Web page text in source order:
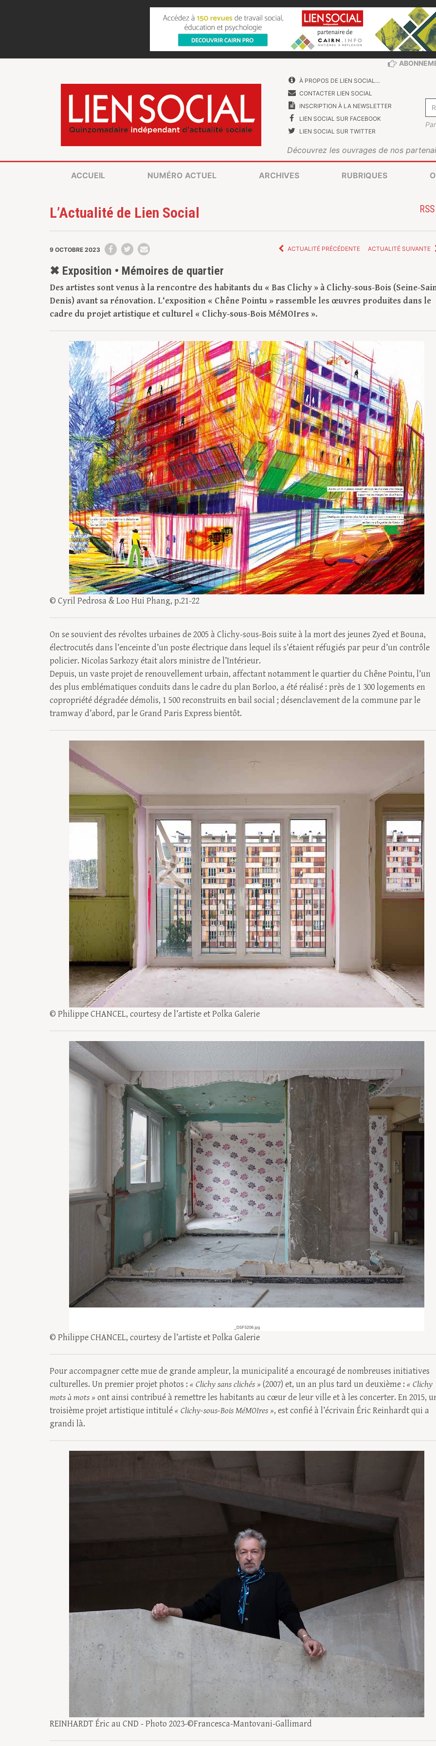
À PROPOS DE LIEN SOCIAL…
CONTACTER LIEN SOCIAL
INSCRIPTION À LA NEWSLETTER
LIEN SOCIAL SUR FACEBOOK
LIEN SOCIAL SUR TWITTER
Découvrez les ouvrages de nos
ACCUEIL NUMÉRO ACTUEL ARCHIVES RUBRIQUES
L’Actualité de Lien Social RSS
9 OCTOBRE 2023 ACTUALITÉ PRÉCÉDENTE ACTUALITÉ SUIVANTE
✖ Exposition • Mémoires de quartier
Des artistes sont venus à la rencontre des habitants du « Bas Clichy » à Clichy-sous-Bois (Seine-
Denis) avant sa rénovation. L‘exposition « Chêne Pointu » rassemble les œuvres produites dans le
cadre du projet artistique et culturel « Clichy-sous-Bois MéMOIres ».
© Cyril Pedrosa & Loo Hui Phang, p.21-22
On se souvient des révoltes urbaines de 2005 à Clichy-sous-Bois suite à la mort des jeunes Zyed et Bouna,
électrocutés dans l’enceinte d’un poste électrique dans lequel ils s’étaient réfugiés par peur d’un contrôle
policier. Nicolas Sarkozy était alors ministre de l’Intérieur.
Depuis, un vaste projet de renouvellement urbain, affectant notamment le quartier du Chêne Pointu, l’un
des plus emblématiques conduits dans le cadre du plan Borloo, a été réalisé : près de 1 300 logements en
copropriété dégradée démolis, 1 500 reconstruits en bail social ; désenclavement de la commune par le
tramway d’abord, par le Grand Paris Express bientôt.
© Philippe CHANCEL, courtesy de l’artiste et Polka Galerie
© Philippe CHANCEL, courtesy de l’artiste et Polka Galerie
Pour accompagner cette mue de grande ampleur, la municipalité a encouragé de nombreuses initiatives
culturelles. Un premier projet photos : « Clichy sans clichés » (2007) et, un an plus tard un deuxième : « Clichy
mots à mots » ont ainsi contribué à remettre les habitants au cœur de leur ville et à les concerter. En 2015,
troisième projet artistique intitulé« Clichy-sous-Bois MéMOIres », est confié à l’écrivain Éric Reinhardt qui a
grandi là.
REINHARDT Éric au CND - Photo 2023-©Francesca-Mantovani-Gallimard